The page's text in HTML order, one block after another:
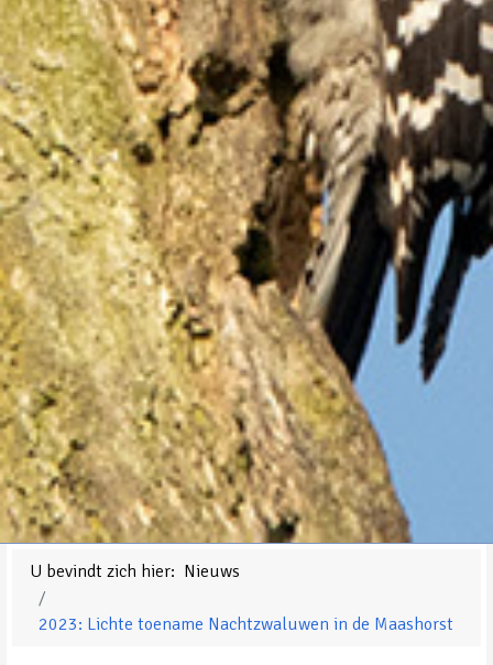
U bevindt zich hier: Nieuws
2023: Lichte toename Nachtzwaluwen in de Maashorst